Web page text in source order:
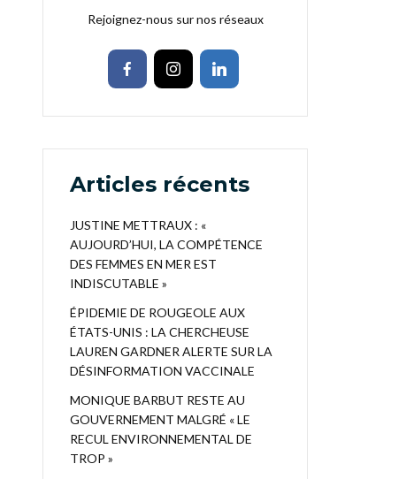
Rejoignez-nous sur nos réseaux
Articles récents
JUSTINE METTRAUX : «
AUJOURD’HUI, LA COMPÉTENCE
DES FEMMES EN MER EST
INDISCUTABLE »
ÉPIDEMIE DE ROUGEOLE AUX
ÉTATS-UNIS : LA CHERCHEUSE
LAUREN GARDNER ALERTE SUR LA
DÉSINFORMATION VACCINALE
MONIQUE BARBUT RESTE AU
GOUVERNEMENT MALGRÉ « LE
RECUL ENVIRONNEMENTAL DE
TROP »